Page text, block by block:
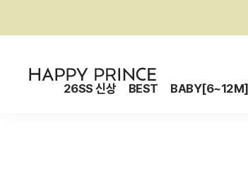
26SS 신상 BEST BABY[6~12M]